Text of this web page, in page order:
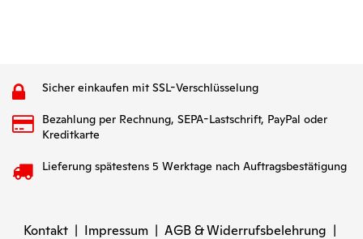
Sicher einkaufen mit SSL-Verschlüsselung
Bezahlung per Rechnung, SEPA-Lastschrift, PayPal oder
Kreditkarte
Lieferung spätestens 5 Werktage nach Auftragsbestätigung
Kontakt | Impressum | AGB & Widerrufsbelehrung |